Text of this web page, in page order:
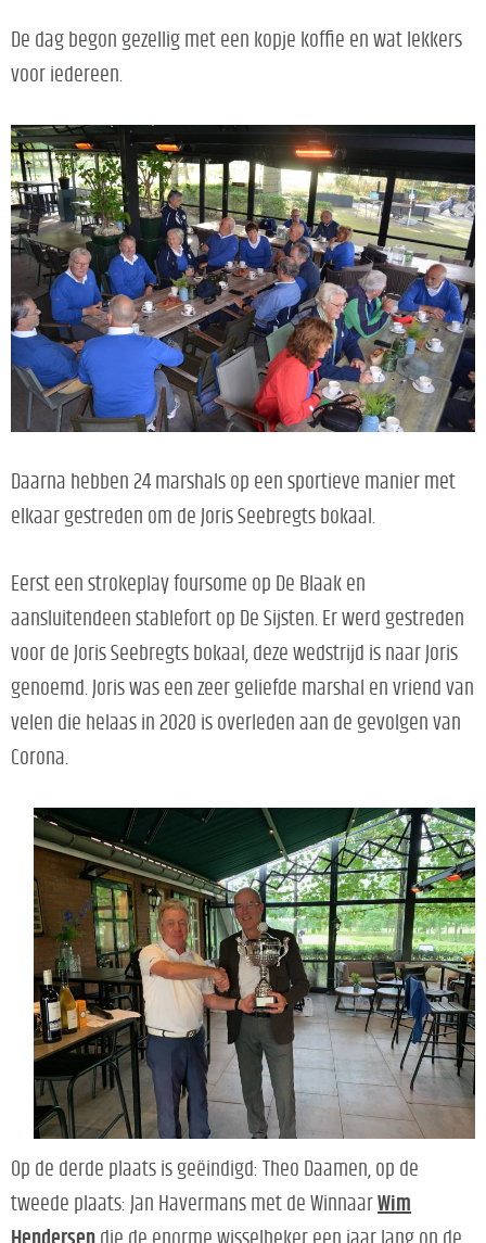
De dag begon gezellig met een kopje koffie en wat lekkers
voor iedereen.
Daarna hebben 24 marshals op een sportieve manier met
elkaar gestreden om de Joris Seebregts bokaal.
Eerst een strokeplay foursome op De Blaak en
aansluitendeen stablefort op De Sijsten. Er werd gestreden
voor de Joris Seebregts bokaal, deze wedstrijd is naar Joris
genoemd. Joris was een zeer geliefde marshal en vriend van
velen die helaas in 2020 is overleden aan de gevolgen van
Corona.
Op de derde plaats is geëindigd: Theo Daamen, op de
tweede plaats: Jan Havermans met de Winnaar Wim